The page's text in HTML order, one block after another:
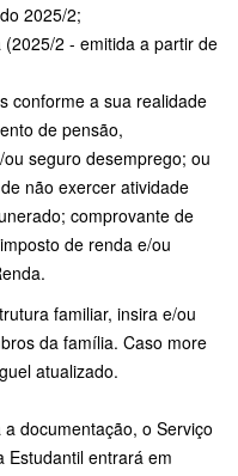
2025/2;
2 - emitida a partir de
conforme a sua realidade
de pensão,
seguro desemprego; ou
não exercer atividade
comprovante de
de renda e/ou
familiar, insira e/ou
da família. Caso more
atualizado.
documentação, o Serviço
Estudantil entrará em